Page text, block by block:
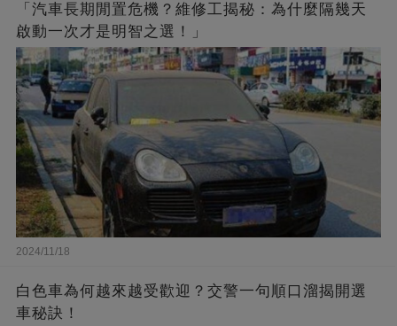
「汽車長期閒置危機？維修工揭秘：為什麼隔幾天
啟動一次才是明智之選！」
2024/11/18
白色車為何越來越受歡迎？交警一句順口溜揭開選
車秘訣！